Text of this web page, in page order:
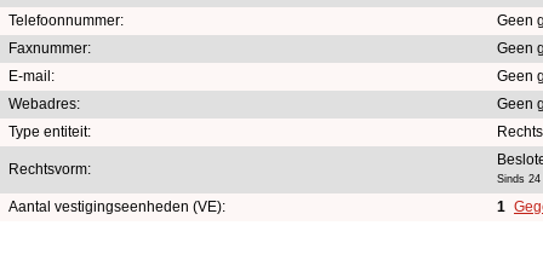
Telefoonnummer:
Geen
Faxnummer:
Geen
E-mail:
Geen
Webadres:
Geen
Type entiteit:
Rechtsvorm:
Sinds 24
Aantal vestigingseenheden (VE): 1